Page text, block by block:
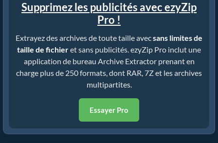
Supprimez les publicités avec ezyZip
Pro !
Extrayez des archives de toute taille avecsans limites de
taille de fichieret sans publicités. ezyZip Pro inclut une
application de bureau Archive Extractor prenant en
charge plus de 250 formats, dont RAR, 7Z et les archives
multipartites.
Essayer Pro